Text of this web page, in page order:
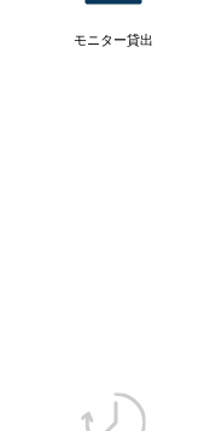
モニター貸出